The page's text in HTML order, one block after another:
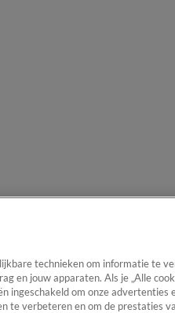
technieken om informatie te
en jouw apparaten. Als je „Alle
ingeschakeld om onze advertenties
te verbeteren en om de prestaties